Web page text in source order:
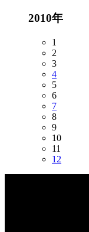
2010年
1
2
3
4
5
6
7
8
9
10
11
12